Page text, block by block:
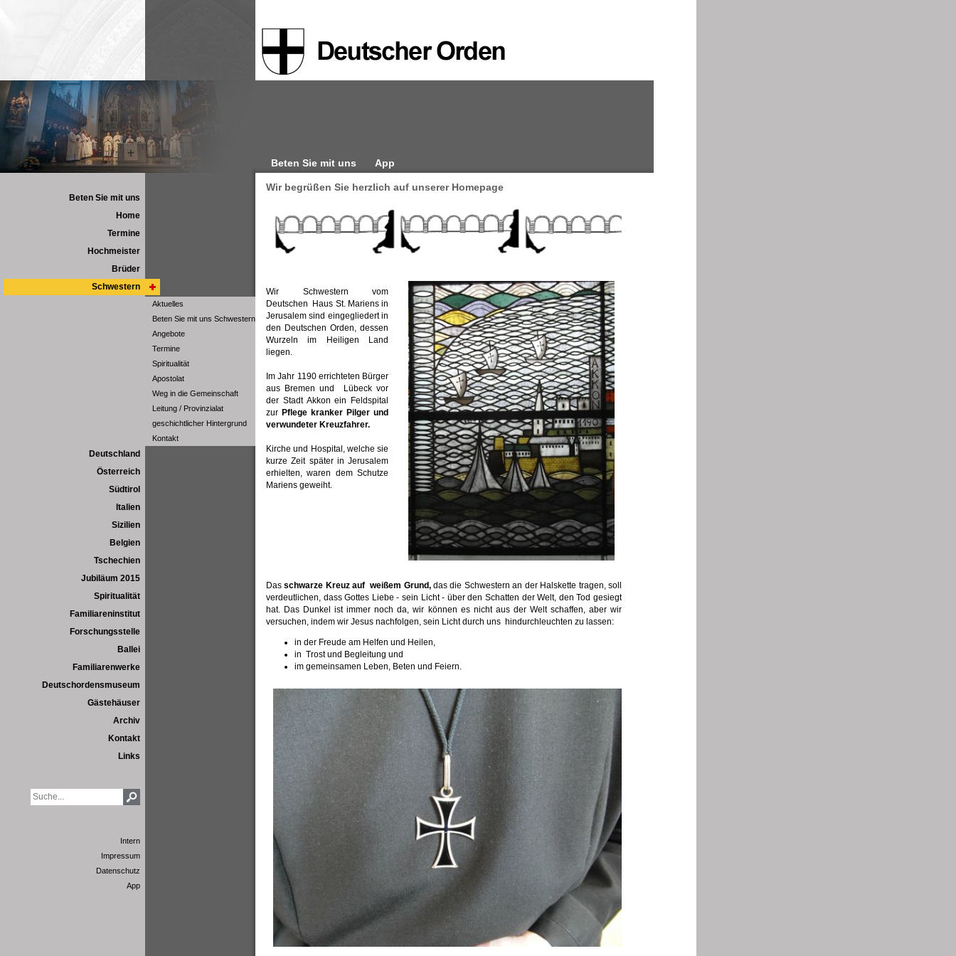
Beten Sie mit uns App
Beten Sie mit uns
Home
Termine
Hochmeister
Brüder
Schwestern
Aktuelles
Beten Sie mit uns Schwestern
Angebote
Termine
Spiritualität
Apostolat
Weg in die Gemeinschaft
Leitung / Provinzialat
geschichtlicher Hintergrund
Kontakt
Deutschland
Österreich
Südtirol
Italien
Sizilien
Belgien
Tschechien
Jubiläum 2015
Spiritualität
Familiareninstitut
Forschungsstelle
Ballei
Familiarenwerke
Deutschordensmuseum
Gästehäuser
Archiv
Kontakt
Links
Intern
Impressum
Datenschutz
App
Wir begrüßen Sie herzlich auf unserer Homepage
Wir Schwestern vom
Deutschen Haus St. Mariens in
Jerusalem sind eingegliedert in
den Deutschen Orden, dessen
Wurzeln im Heiligen Land
liegen.
Im Jahr 1190 errichteten Bürger
aus Bremen und Lübeck vor
der Stadt Akkon ein Feldspital
zur Pflege kranker Pilger und
verwundeter Kreuzfahrer.
Kirche und Hospital, welche sie
kurze Zeit später in Jerusalem
erhielten, waren dem Schutze
Mariens geweiht.
Dasschwarze Kreuz auf weißem Grund,das die Schwestern an der Halskette tragen, soll
verdeutlichen, dass Gottes Liebe - sein Licht - über den Schatten der Welt, den Tod gesiegt
hat. Das Dunkel ist immer noch da, wir können es nicht aus der Welt schaffen, aber wir
versuchen, indem wir Jesus nachfolgen, sein Licht durch uns hindurchleuchten zu lassen:
in der Freude am Helfen und Heilen,
in Trost und Begleitung und
im gemeinsamen Leben, Beten und Feiern.